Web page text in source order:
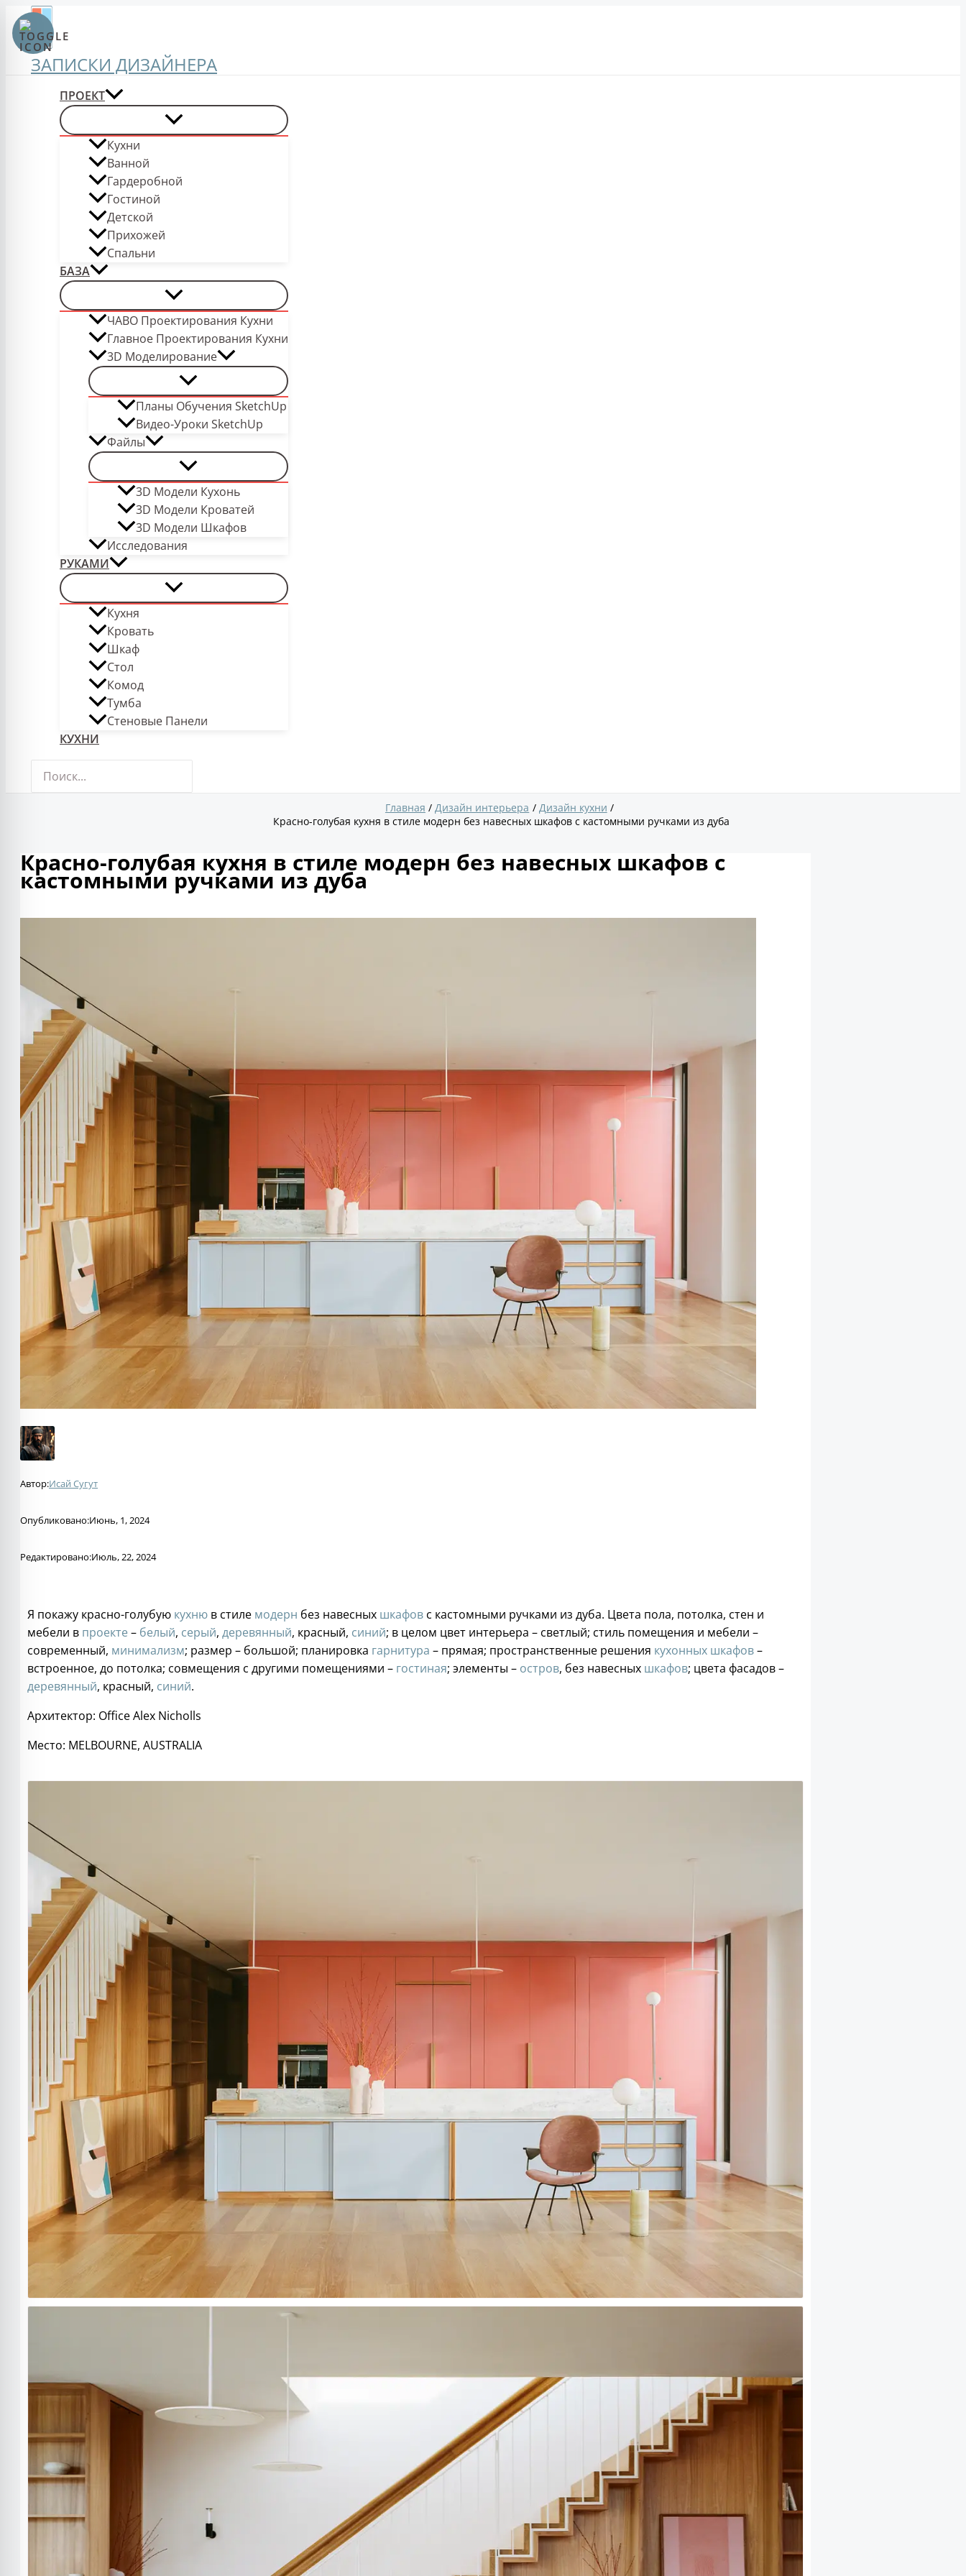
Перейти
содержимому
ЗАПИСКИ ДИЗАЙНЕРА
ПРОЕКТ
Кухни
Ванной
Гардеробной
Гостиной
Детской
Прихожей
Спальни
БАЗА
ЧАВО Проектирования Кухни
Главное Проектирования Кухни
3D Моделирование
Планы Обучения SketchUp
Видео-Уроки SketchUp
Файлы
3D Модели Кухонь
3D Модели Кроватей
3D Модели Шкафов
Исследования
РУКАМИ
Кухня
Кровать
Шкаф
Стол
Комод
Тумба
Стеновые Панели
КУХНИ
Главная Дизайн интерьера
Дизайн кухни
Красно-голубая кухня в стиле модерн без навесных шкафов с кастомными ручками из дуба
Красно-голубая кухня в стиле модерн без навесных шкафов с
кастомными ручками из дуба
Автор:Исай Сугут
Опубликовано:Июнь, 1, 2024
Редактировано:Июль, 22, 2024
Я покажу красно-голубую кухню в стиле модерн без навесных шкафов с кастомными ручками из дуба. Цвета пола, потолка, стен и
мебели в проекте– белый, серый, деревянный, красный, синий; в целом цвет интерьера – светлый; стиль помещения и мебели –
современный, минимализм; размер – большой; планировка гарнитура – прямая; пространственные решения кухонных шкафов–
встроенное, до потолка; совмещения с другими помещениями – гостиная; элементы – остров, без навесных шкафов; цвета фасадов –
деревянный, красный, синий.
Архитектор: Office Alex Nicholls
Место: MELBOURNE, AUSTRALIA